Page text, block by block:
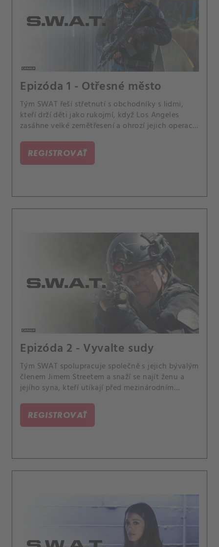
Epizóda 1 - Otřesné město
Tým SWAT řeší střetnutí s obchodníky s lidmi,
kteří drží děti jako rukojmí, když Los Angeles
zasáhne velké zemětřesení a ohrozí jejich operaci.
zástupkyní státního návladního, Niou Wellsovou,
a Jim Street má potíže s přizpůsobením se jeho
nového života jako pochůzkáře.
REGISTROVAŤ
Epizóda 2 - Vyvalte sudy
Tým SWAT spolupracuje společně s jejich bývalým
členem Jimem Streetem a snaží se najít ženu a
jejího syna, kteří utíkají před mezinárodním
novinku o synovi jeho uvězněného kamaráda, a
Luca přemýšlí o nabídce vládního programu, který
poskytne strážníkům možnost koupit dům v méně
REGISTROVAŤ